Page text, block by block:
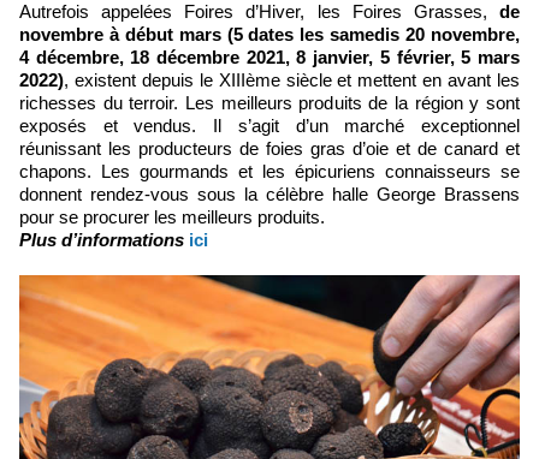
Autrefois appelées Foires d’Hiver, les Foires Grasses, de
novembre à début mars (5 dates les samedis 20 novembre,
4 décembre, 18 décembre 2021, 8 janvier, 5 février, 5 mars
2022), existent depuis le XIIIème siècle et mettent en avant les
richesses du terroir. Les meilleurs produits de la région y sont
exposés et vendus. Il s’agit d’un marché exceptionnel
réunissant les producteurs de foies gras d’oie et de canard et
chapons. Les gourmands et les épicuriens connaisseurs se
donnent rendez-vous sous la célèbre halle George Brassens
pour se procurer les meilleurs produits.
Plus d’informations ici